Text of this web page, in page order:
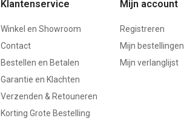
Klantenservice
Winkel en Showroom
Contact
Bestellen en Betalen
Garantie en Klachten
Verzenden & Retouneren
Korting Grote Bestelling
Mijn account
Registreren
Mijn bestellingen
Mijn verlanglijst